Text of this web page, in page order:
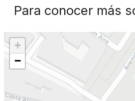
Para conocer más
+
−